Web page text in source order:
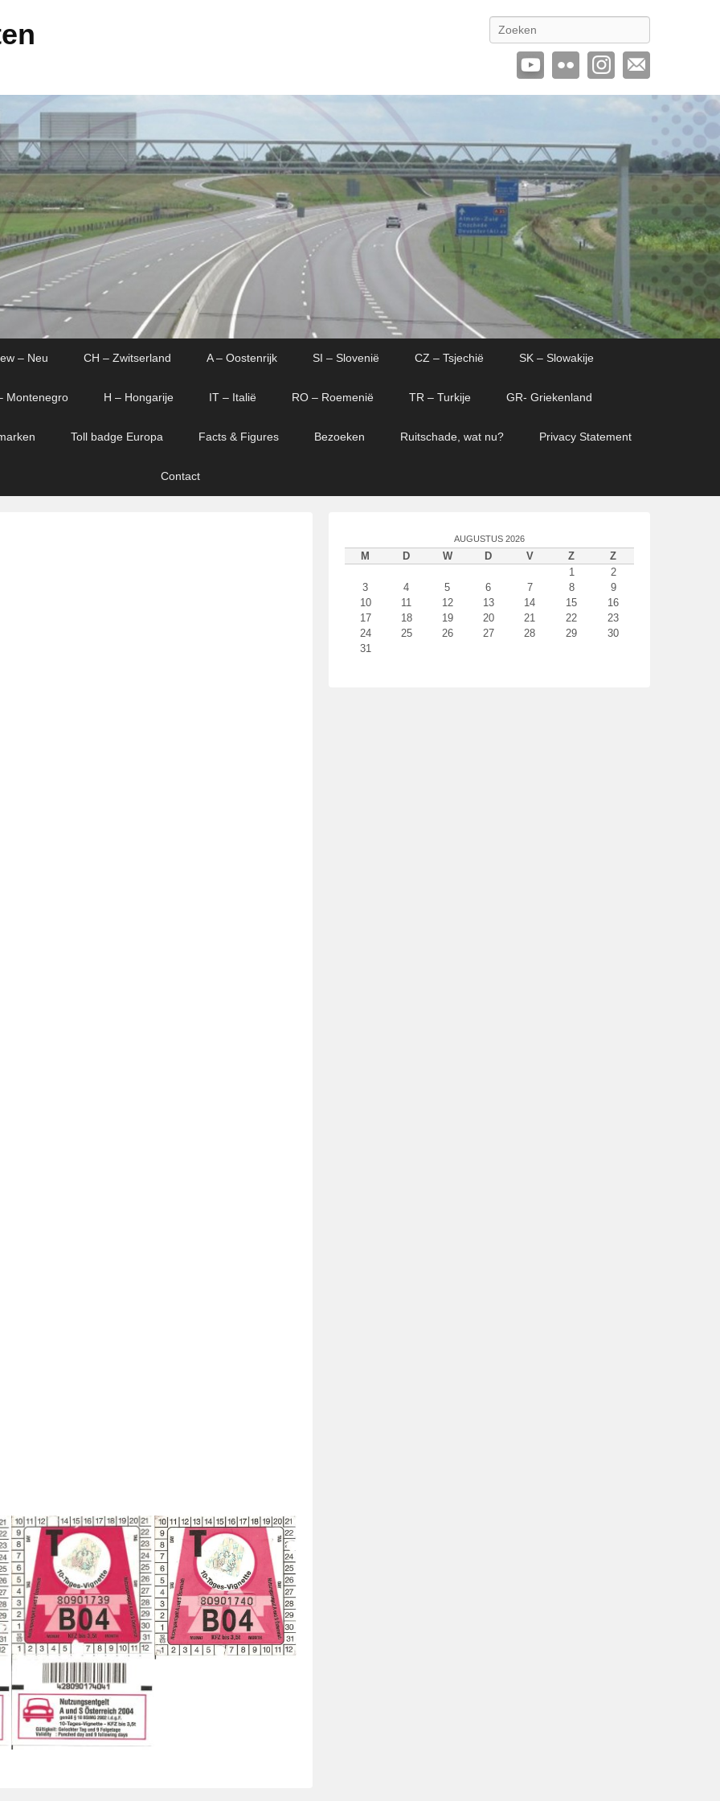
Zoeken
– Neu CH – Zwitserland A – Oostenrijk SI – Slovenië CZ – Tsjechië SK – Slowakije
Montenegro H – Hongarije IT – Italië RO – Roemenië TR – Turkije GR- Griekenland
Toll badge Europa Facts & Figures Bezoeken Ruitschade, wat nu? Privacy Statement
Contact
AUGUSTUS 2026
M D W D V Z
Z
1
2
3
4 5 6 7 8
9
10
11 12 13 14 15
16
17
18 19 20 21 22
23
24
25 26 27 28 29
30
31